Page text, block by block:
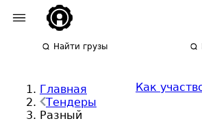
Найти грузы
Главная
Тендеры
Разный
Как